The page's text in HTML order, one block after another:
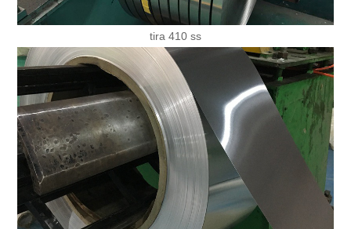
tira 410 ss